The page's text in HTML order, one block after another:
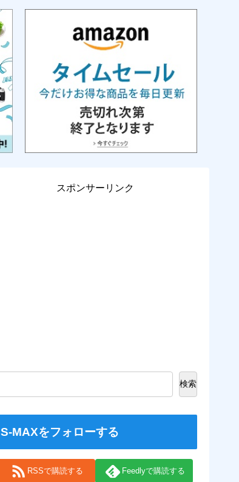
スポンサーリンク
検索
S-MAXをフォローする
RSSで購読する Feedlyで購読する